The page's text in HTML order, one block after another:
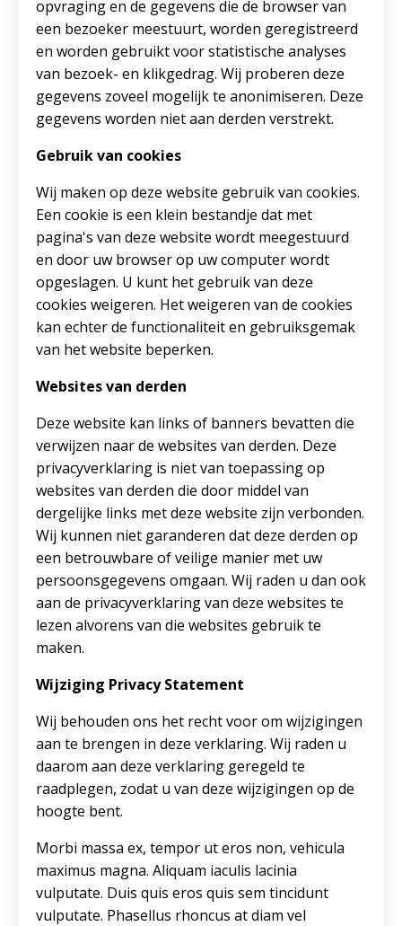
opvraging en de gegevens die de browser van
een bezoeker meestuurt, worden geregistreerd
en worden gebruikt voor statistische analyses
van bezoek- en klikgedrag. Wij proberen deze
gegevens zoveel mogelijk te anonimiseren. Deze
gegevens worden niet aan derden verstrekt.
Gebruik van cookies
Wij maken op deze website gebruik van cookies.
Een cookie is een klein bestandje dat met
pagina's van deze website wordt meegestuurd
en door uw browser op uw computer wordt
opgeslagen. U kunt het gebruik van deze
cookies weigeren. Het weigeren van de cookies
kan echter de functionaliteit en gebruiksgemak
van het website beperken.
Websites van derden
Deze website kan links of banners bevatten die
verwijzen naar de websites van derden. Deze
privacyverklaring is niet van toepassing op
websites van derden die door middel van
dergelijke links met deze website zijn verbonden.
Wij kunnen niet garanderen dat deze derden op
een betrouwbare of veilige manier met uw
persoonsgegevens omgaan. Wij raden u dan ook
aan de privacyverklaring van deze websites te
lezen alvorens van die websites gebruik te
maken.
Wijziging Privacy Statement
Wij behouden ons het recht voor om wijzigingen
aan te brengen in deze verklaring. Wij raden u
daarom aan deze verklaring geregeld te
raadplegen, zodat u van deze wijzigingen op de
hoogte bent.
Morbi massa ex, tempor ut eros non, vehicula
maximus magna. Aliquam iaculis lacinia
vulputate. Duis quis eros quis sem tincidunt
vulputate. Phasellus rhoncus at diam vel